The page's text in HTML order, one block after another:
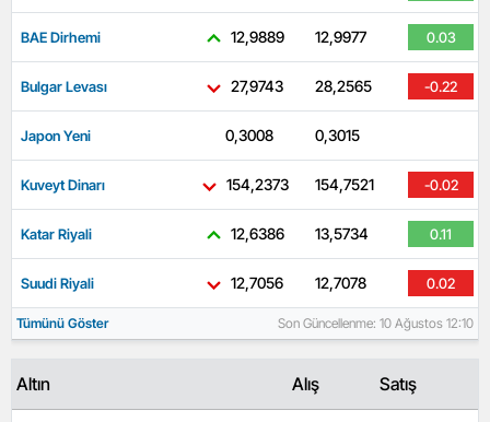
BAE Dirhemi 12,9889 12,9977 0.03
Bulgar Levası 27,9743 28,2565 -0.22
Japon Yeni 0,3008 0,3015
Kuveyt Dinarı 154,2373 154,7521 -0.02
Katar Riyali 12,6386 13,5734 0.11
Suudi Riyali 12,7056 12,7078 0.02
Tümünü Göster Son Güncellenme: 10 Ağustos 12:10
Altın Alış Satış